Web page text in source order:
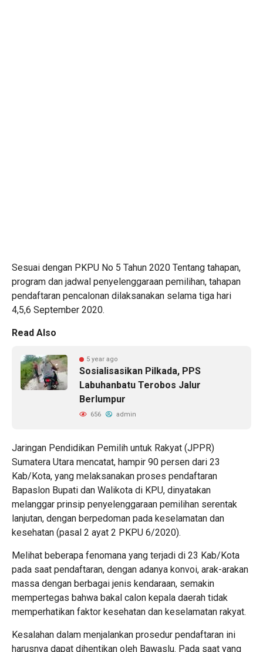
Sesuai dengan PKPU No 5 Tahun 2020 Tentang tahapan,
program dan jadwal penyelenggaraan pemilihan, tahapan
pendaftaran pencalonan dilaksanakan selama tiga hari
4,5,6 September 2020.
Read Also
5 year ago
Sosialisasikan Pilkada, PPS
Labuhanbatu Terobos Jalur
Berlumpur
656 admin
Jaringan Pendidikan Pemilih untuk Rakyat (JPPR)
Sumatera Utara mencatat, hampir 90 persen dari 23
Kab/Kota, yang melaksanakan proses pendaftaran
Bapaslon Bupati dan Walikota di KPU, dinyatakan
melanggar prinsip penyelenggaraan pemilihan serentak
lanjutan, dengan berpedoman pada keselamatan dan
kesehatan (pasal 2 ayat 2 PKPU 6/2020).
Melihat beberapa fenomana yang terjadi di 23 Kab/Kota
pada saat pendaftaran, dengan adanya konvoi, arak-arakan
massa dengan berbagai jenis kendaraan, semakin
mempertegas bahwa bakal calon kepala daerah tidak
memperhatikan faktor kesehatan dan keselamatan rakyat.
Kesalahan dalam menjalankan prosedur pendaftaran ini
harusnya dapat dihentikan oleh Bawaslu. Pada saat yang